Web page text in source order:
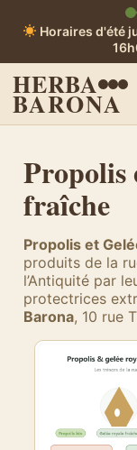
Horaires d'été
HERBA
BARONA
Propolis
fraîche
Propolis et
produits de la
l’Antiquité par
protectrices
Barona, 10 rue